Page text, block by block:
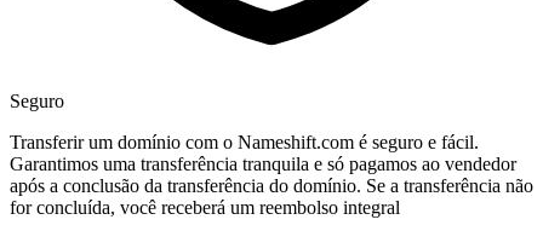
Seguro
Transferir um domínio com o Nameshift.com é seguro e fácil.
Garantimos uma transferência tranquila e só pagamos ao vendedor
após a conclusão da transferência do domínio. Se a transferência não
for concluída, você receberá um reembolso integral